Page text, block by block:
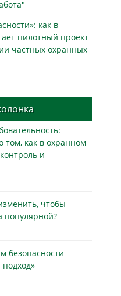
как в
пилотный проект
частных охранных
том, как в охранном
и
чтобы
популярной?
безопасности